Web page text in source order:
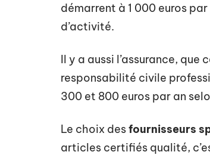
démarrent à 1 000 euros
d’activité.
Il y a aussi l’assurance, que
responsabilité civile
300 et 800 euros par an
Le choix desfournisseurs
articles certifiés qualité,